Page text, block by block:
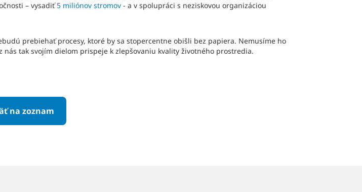
– vysadiť5 miliónov stromov - a v spolupráci s neziskovou organizáciou
prebiehať procesy, ktoré by sa stopercentne obišli bez papiera. Nemusíme ho
tak svojím dielom prispeje k zlepšovaniu kvality životného prostredia.
na zoznam